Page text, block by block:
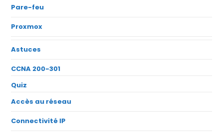
Pare-feu
Proxmox
Astuces
CCNA 200-301
Quiz
Accès au réseau
Connectivité IP